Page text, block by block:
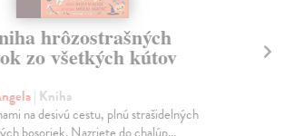
hrôzostrašných
zo všetkých kútov
| Kniha
na desivú cestu, plnú strašidelných